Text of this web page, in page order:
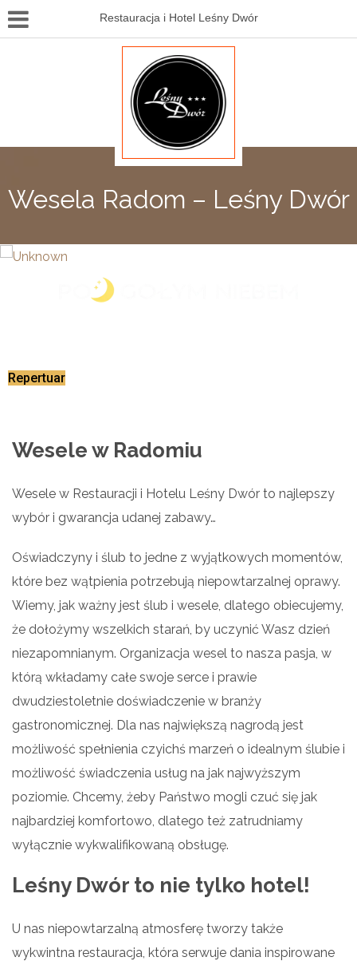
Restauracja i Hotel Leśny Dwór
Wesela Radom – Leśny Dwór
Repertuar
Wesele w Radomiu
Wesele w Restauracji i Hotelu Leśny Dwór to najlepszy
wybór i gwarancja udanej zabawy…
Oświadczyny i ślub to jedne z wyjątkowych momentów,
które bez wątpienia potrzebują niepowtarzalnej oprawy.
Wiemy, jak ważny jest ślub i wesele, dlatego obiecujemy,
że dołożymy wszelkich starań, by uczynić Wasz dzień
niezapomnianym. Organizacja wesel to nasza pasja, w
którą wkładamy całe swoje serce i prawie
dwudziestoletnie doświadczenie w branży
gastronomicznej. Dla nas największą nagrodą jest
możliwość spełnienia czyichś marzeń o idealnym ślubie i
możliwość świadczenia usług na jak najwyższym
poziomie. Chcemy, żeby Państwo mogli czuć się jak
najbardziej komfortowo, dlatego też zatrudniamy
wyłącznie wykwalifikowaną obsługę.
Leśny Dwór to nie tylko hotel!
U nas niepowtarzalną atmosferę tworzy także
wykwintna restauracja, która serwuje dania inspirowane